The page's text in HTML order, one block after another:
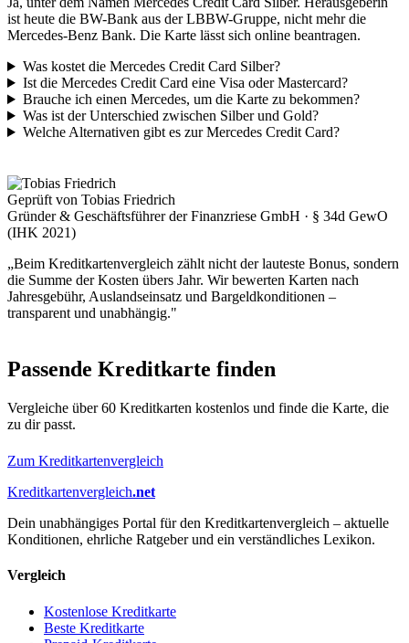
ist heute die BW-Bank aus der LBBW-Gruppe, nicht mehr die
Mercedes-Benz Bank. Die Karte lässt sich online beantragen.
Was kostet die Mercedes Credit Card Silber?
Ist die Mercedes Credit Card eine Visa oder Mastercard?
Brauche ich einen Mercedes, um die Karte zu bekommen?
Was ist der Unterschied zwischen Silber und Gold?
Welche Alternativen gibt es zur Mercedes Credit Card?
Geprüft von Tobias Friedrich
Gründer & Geschäftsführer der Finanzriese GmbH · § 34d GewO
(IHK 2021)
„Beim Kreditkartenvergleich zählt nicht der lauteste Bonus, sondern
die Summe der Kosten übers Jahr. Wir bewerten Karten nach
Jahresgebühr, Auslandseinsatz und Bargeldkonditionen –
transparent und unabhängig."
Passende Kreditkarte finden
Vergleiche über 60 Kreditkarten kostenlos und finde die Karte, die
zu dir passt.
Zum Kreditkartenvergleich
Kreditkartenvergleich.net
Dein unabhängiges Portal für den Kreditkartenvergleich – aktuelle
Konditionen, ehrliche Ratgeber und ein verständliches Lexikon.
Vergleich
Kostenlose Kreditkarte
Beste Kreditkarte